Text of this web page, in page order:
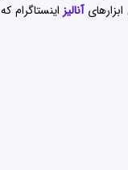
آنالیز اینستاگرام که